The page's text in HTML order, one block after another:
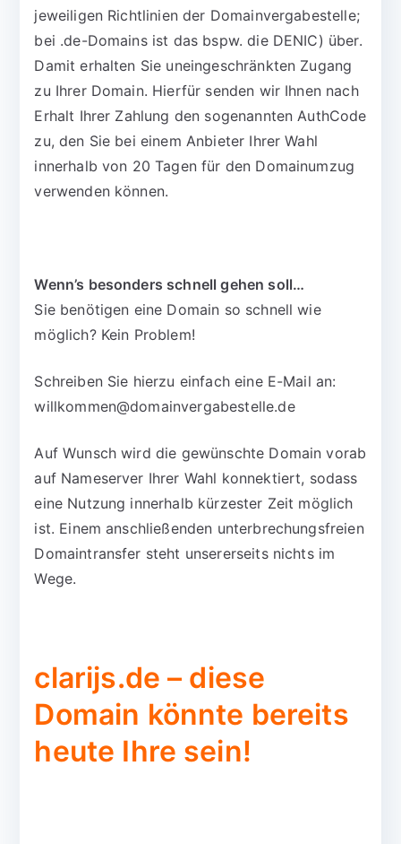
jeweiligen Richtlinien der Domainvergabestelle;
bei .de-Domains ist das bspw. die DENIC) über.
Damit erhalten Sie uneingeschränkten Zugang
zu Ihrer Domain. Hierfür senden wir Ihnen nach
Erhalt Ihrer Zahlung den sogenannten AuthCode
zu, den Sie bei einem Anbieter Ihrer Wahl
innerhalb von 20 Tagen für den Domainumzug
verwenden können.
Wenn’s besonders schnell gehen soll…
Sie benötigen eine Domain so schnell wie
möglich? Kein Problem!
Schreiben Sie hierzu einfach eine E-Mail an:
willkommen@domainvergabestelle.de
Auf Wunsch wird die gewünschte Domain vorab
auf Nameserver Ihrer Wahl konnektiert, sodass
eine Nutzung innerhalb kürzester Zeit möglich
ist. Einem anschließenden unterbrechungsfreien
Domaintransfer steht unsererseits nichts im
Wege.
clarijs.de – diese
Domain könnte bereits
heute Ihre sein!